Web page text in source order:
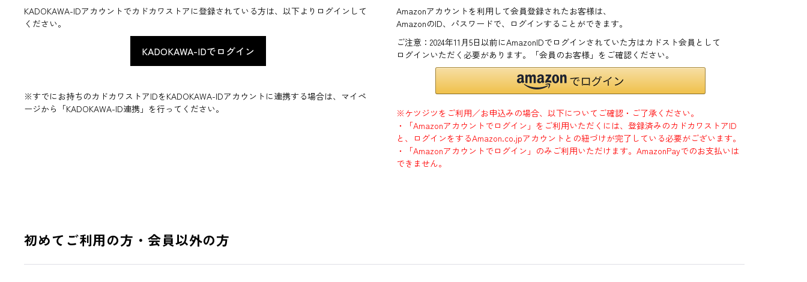
KADOKAWA-IDアカウントでカドカワストアに登録されている方は、以下よりログインして
ください。
※すでにお持ちのカドカワストアIDをKADOKAWA-IDアカウントに連携する場合は、マイペ
ージから「KADOKAWA-ID連携」を行ってください。
Amazonアカウントを利用して会員登録されたお客様は、
AmazonのID、パスワードで、ログインすることができます。
ご注意：2024年11月5日以前にAmazonIDでログインされていた方はカドスト会員として
ログインいただく必要があります。「会員のお客様」をご確認ください。
※ケツジツをご利用／お申込みの場合、以下についてご確認・ご了承ください。
・「Amazonアカウントでログイン」をご利用いただくには、登録済みのカドカワストアID
と、ログインをするAmazon.co.jpアカウントとの紐づけが完了している必要がございます。
・「Amazonアカウントでログイン」のみご利用いただけます。AmazonPayでのお支払いは
できません。
初めてご利用の方・会員以外の方